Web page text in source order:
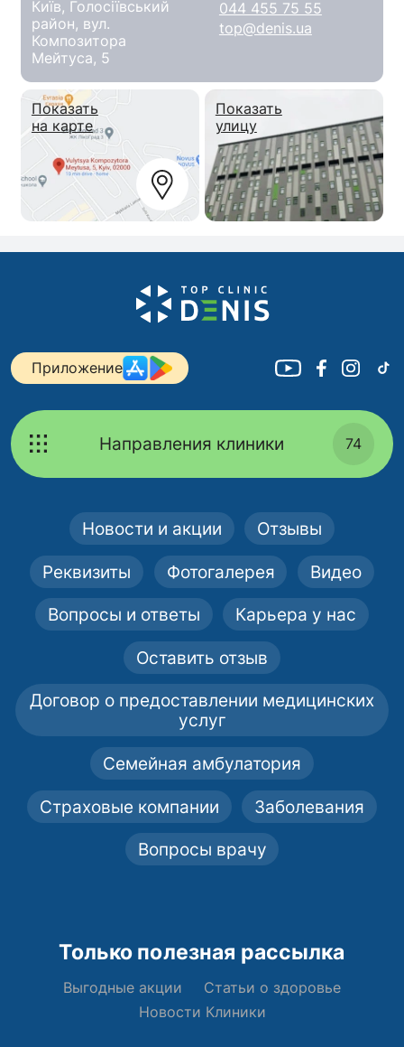
Київ, Голосіївський
район, вул.
Композитора
Мейтуса, 5
044 455 75 55
top@denis.ua
Показать
на карте
Показать
улицу
Приложение
Направления клиники 74
Новости и акции Отзывы
Реквизиты Фотогалерея Видео
Вопросы и ответы Карьера у нас
Оставить отзыв
Договор о предоставлении медицинских
услуг
Семейная амбулатория
Страховые компании Заболевания
Вопросы врачу
Только полезная рассылка
Выгодные акции
Статьи о здоровье
Новости Клиники